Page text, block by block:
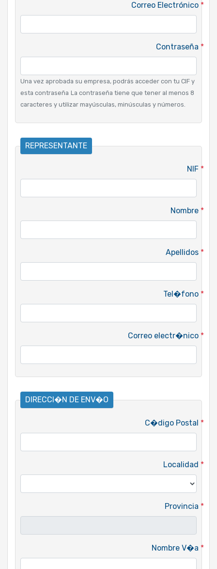
Correo Electrónico *
Contraseña *
Una vez aprobada su empresa, podrás acceder con tu CIF y
esta contraseña La contraseña tiene que tener al menos 8
caracteres y utilizar mayúsculas, minúsculas y números.
REPRESENTANTE
NIF *
Nombre *
Apellidos *
Tel�fono *
Correo electr�nico *
DIRECCI�N DE ENV�O
C�digo Postal *
Localidad *
Provincia *
Nombre V�a *